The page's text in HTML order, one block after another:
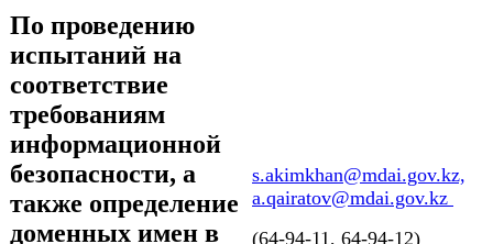
По проведению
испытаний на
соответствие
требованиям
информационной
безопасности, а
также определение
доменных имен в
s.akimkhan@mdai.gov.kz,
a.qairatov@mdai.gov.kz
(64-94-11, 64-94-12)